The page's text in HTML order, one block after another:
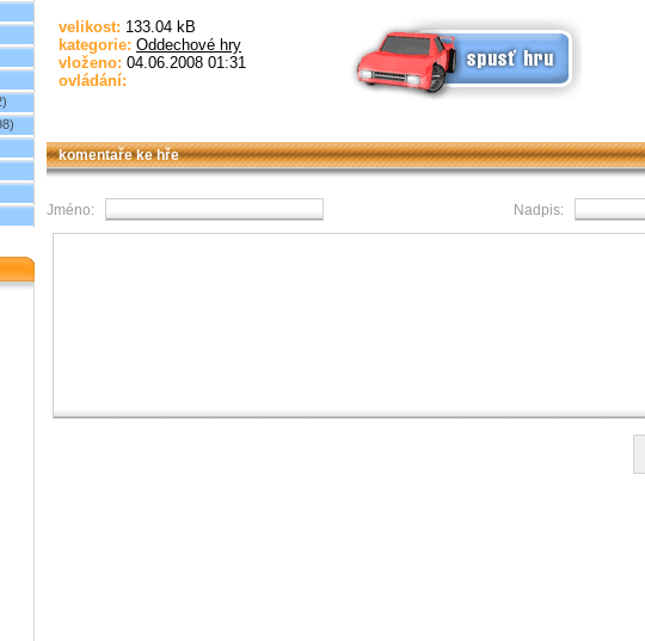
Spusť online hru zdarma
velikost: 133.04 kB
kategorie: Oddechové hry
vloženo: 04.06.2008 01:31
ovládání:
komentaře ke hře
Jméno: Nadpis: